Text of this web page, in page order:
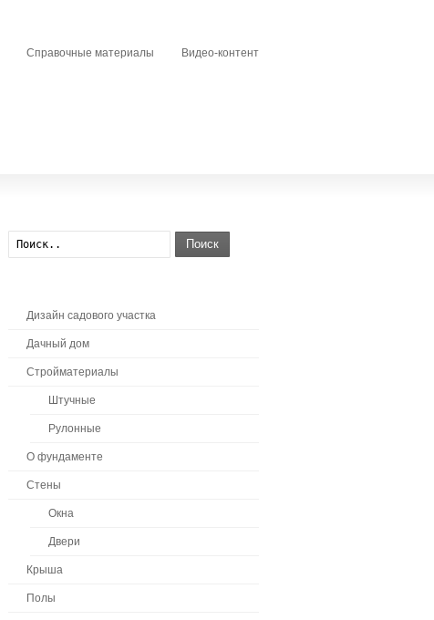
Справочные материалы Видео-контент
Поиск
Дизайн садового участка
Дачный дом
Стройматериалы
Штучные
Рулонные
О фундаменте
Стены
Окна
Двери
Крыша
Полы